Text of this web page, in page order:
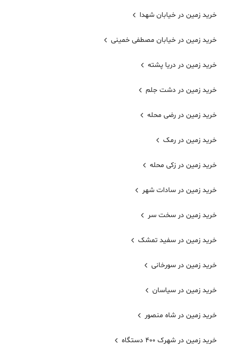
خرید زمین در خیابان شهدا
خرید زمین در خیابان مصطفی خمینی
خرید زمین در دریا پشته
خرید زمین در دشت جلم
خرید زمین در رضی محله
خرید زمین در رمک
خرید زمین در زکی محله
خرید زمین در سادات شهر
خرید زمین در سخت سر
خرید زمین در سفید تمشک
خرید زمین در سورخانی
خرید زمین در سیاسان
خرید زمین در شاه منصور
خرید زمین در شهرک 400 دستگاه